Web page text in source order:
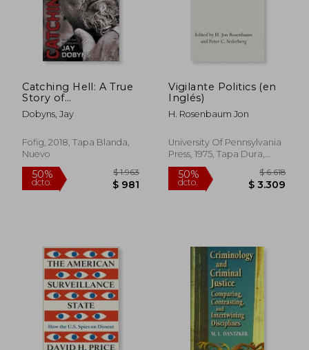
dcto. $ 1.235 dcto. $
Catching Hell: A True
Story of
Abandonment and
Betrayal (en Inglés)
Dobyns, Jay
Fofig, 2018, Tapa Blanda,
Nuevo
Vigilante Politics (en
Inglés)
H. Rosenbaum Jon
University Of Pennsylvania
Press, 1975, Tapa Dura,
Nuevo